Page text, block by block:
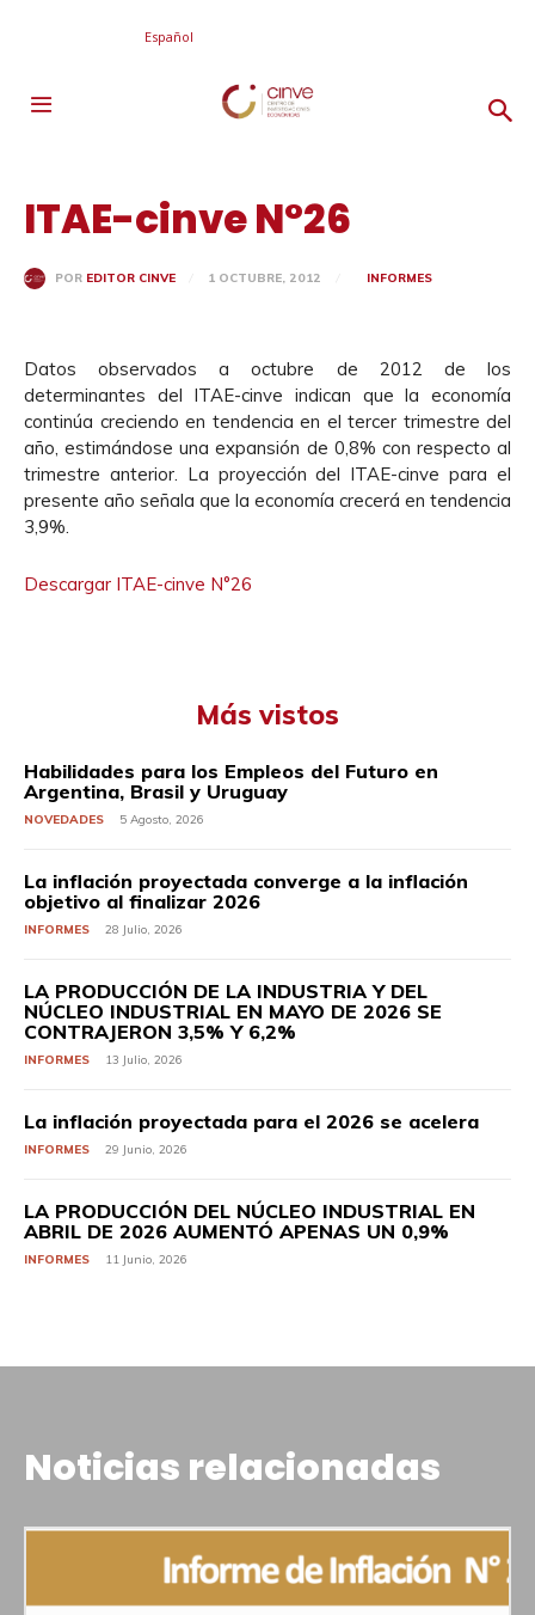
Español
ITAE-cinve N°26
POR EDITOR CINVE 1 OCTUBRE, 2012 INFORMES
Datos observados a octubre de 2012 de los
determinantes del ITAE-cinve indican que la economía
continúa creciendo en tendencia en el tercer trimestre del
año, estimándose una expansión de 0,8% con respecto al
trimestre anterior. La proyección del ITAE-cinve para el
presente año señala que la economía crecerá en tendencia
3,9%.
Descargar ITAE-cinve N°26
Más vistos
Habilidades para los Empleos del Futuro en
Argentina, Brasil y Uruguay
NOVEDADES 5 Agosto, 2026
La inflación proyectada converge a la inflación
objetivo al finalizar 2026
INFORMES 28 Julio, 2026
LA PRODUCCIÓN DE LA INDUSTRIA Y DEL
NÚCLEO INDUSTRIAL EN MAYO DE 2026 SE
CONTRAJERON 3,5% Y 6,2%
INFORMES 13 Julio, 2026
La inflación proyectada para el 2026 se acelera
INFORMES 29 Junio, 2026
LA PRODUCCIÓN DEL NÚCLEO INDUSTRIAL EN
ABRIL DE 2026 AUMENTÓ APENAS UN 0,9%
INFORMES 11 Junio, 2026
Noticias relacionadas